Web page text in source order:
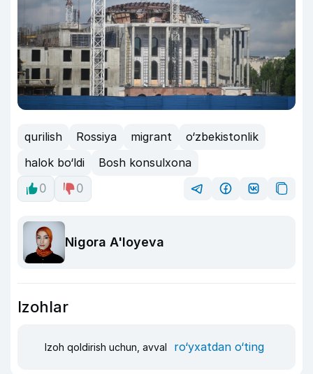
qurilish Rossiya migrant
o‘zbekistonlik
halok bo‘ldi
Bosh konsulxona
0
0
Nigora A'loyeva
Izohlar
Izoh qoldirish uchun, avval ro‘yxatdan o‘ting